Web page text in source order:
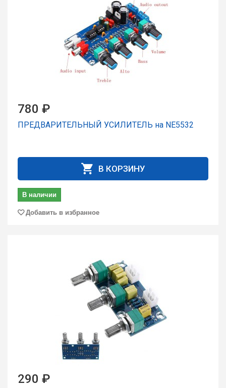
780 ₽
ПРЕДВАРИТЕЛЬНЫЙ УСИЛИТЕЛЬ на NE5532
В КОРЗИНУ
В наличии
Добавить в избранное
290 ₽